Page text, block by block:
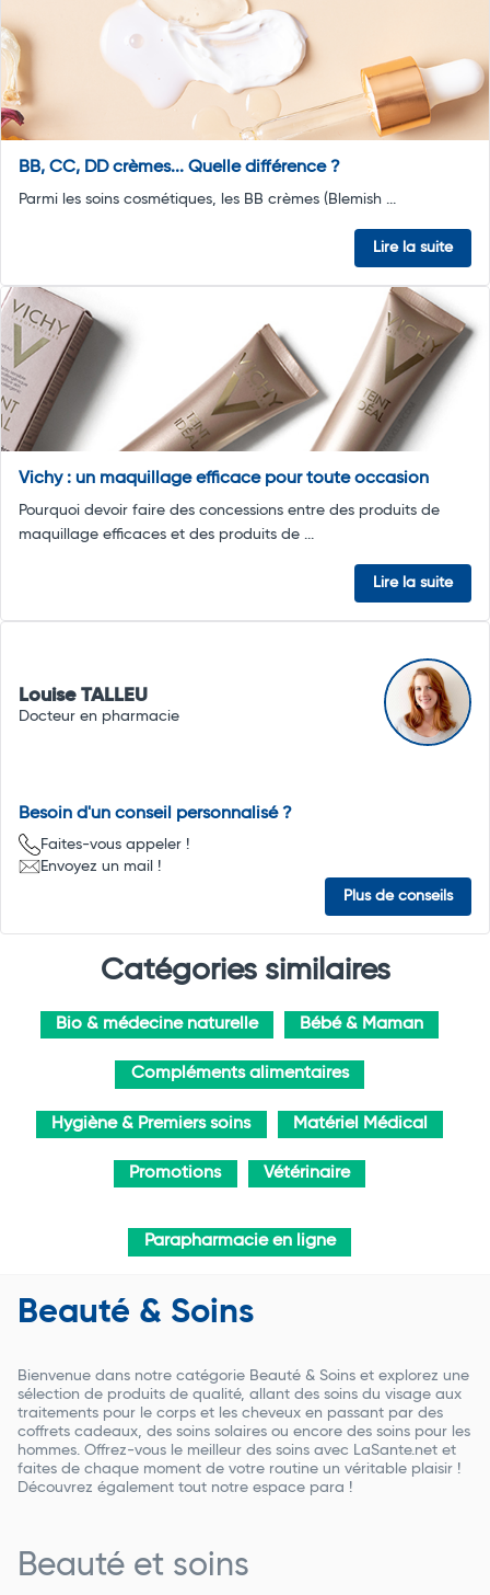
BB, CC, DD crèmes... Quelle différence ?
Parmi les soins cosmétiques, les BB crèmes (Blemish ...
Lire la suite
Vichy : un maquillage efficace pour toute occasion
Pourquoi devoir faire des concessions entre des produits de
maquillage efficaces et des produits de ...
Lire la suite
Louise TALLEU
Docteur en pharmacie
Besoin d'un conseil personnalisé ?
Faites-vous appeler !
Envoyez un mail !
Plus de conseils
Catégories similaires
Bio & médecine naturelle Bébé & Maman
Compléments alimentaires
Hygiène & Premiers soins Matériel Médical
Promotions Vétérinaire
Parapharmacie en ligne
Beauté & Soins
Bienvenue dans notre catégorie Beauté & Soins et explorez une
sélection de produits de qualité, allant des soins du visage aux
traitements pour le corps et les cheveux en passant par des
coffrets cadeaux, des soins solaires ou encore des soins pour les
hommes. Offrez-vous le meilleur des soins avec LaSante.net et
faites de chaque moment de votre routine un véritable plaisir !
Découvrez également tout notre espace para !
Beauté et soins